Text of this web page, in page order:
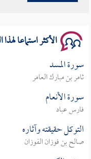
الأكثر استماعا
سورة المسد
ثامر بن مبارك العامر
سورة الأنعام
فارس عباد
التوكل حقيقته وآثاره
صالح بن فوزان الفوزان